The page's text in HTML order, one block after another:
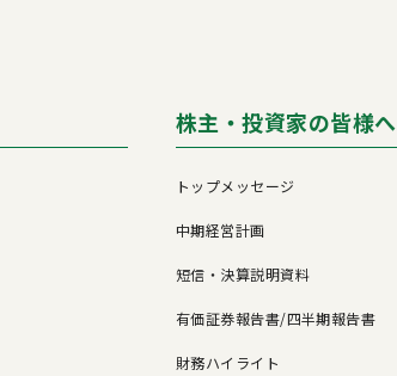
株主・投資家の皆様へ
トップメッセージ
中期経営計画
短信・決算説明資料
有価証券報告書/四半期報告書
財務ハイライト